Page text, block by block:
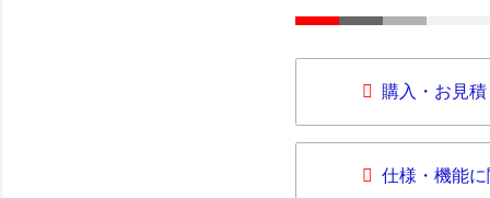
購入・お見
仕様・機能